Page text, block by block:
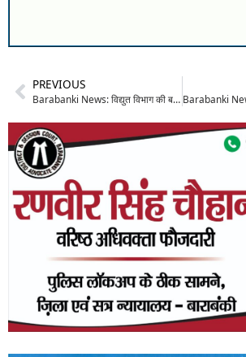
PREVIOUS
Barabanki News: विद्युत विभाग की बड़ी कार्रवाई, एक दर्जन से अधिक बड़े बकायेदारों के काटे कनेक्शन, मचा हड़कंप